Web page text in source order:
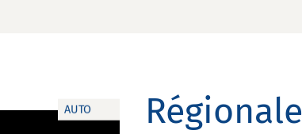
AUTO Régionale